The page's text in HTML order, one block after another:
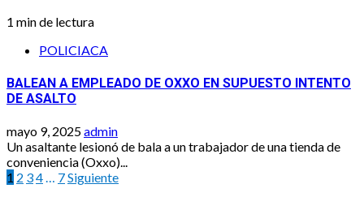
1 min de lectura
POLICIACA
BALEAN A EMPLEADO DE OXXO EN SUPUESTO INTENTO
DE ASALTO
mayo 9, 2025admin
Un asaltante lesionó de bala a un trabajador de una tienda de
conveniencia (Oxxo)...
Paginación
1 2 34… 7Siguiente